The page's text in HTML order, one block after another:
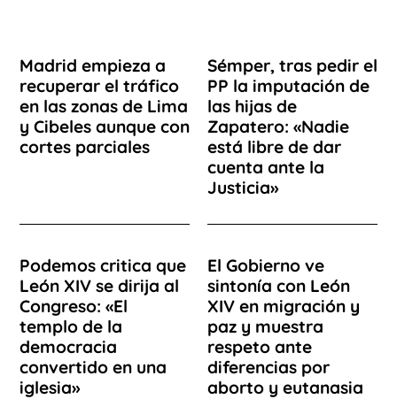
Madrid empieza a
recuperar el tráfico
en las zonas de Lima
y Cibeles aunque con
cortes parciales
Sémper, tras pedir el
PP la imputación de
las hijas de
Zapatero: «Nadie
está libre de dar
cuenta ante la
Justicia»
Podemos critica que
León XIV se dirija al
Congreso: «El
templo de la
democracia
convertido en una
iglesia»
El Gobierno ve
sintonía con León
XIV en migración y
paz y muestra
respeto ante
diferencias por
aborto y eutanasia